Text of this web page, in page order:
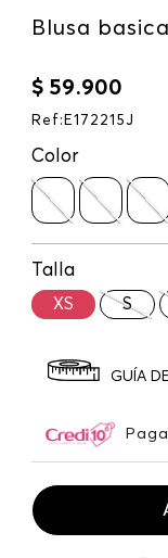
Blusa
$ 59.900
Ref : E172215J
Color
Talla
XS S
GUÍA